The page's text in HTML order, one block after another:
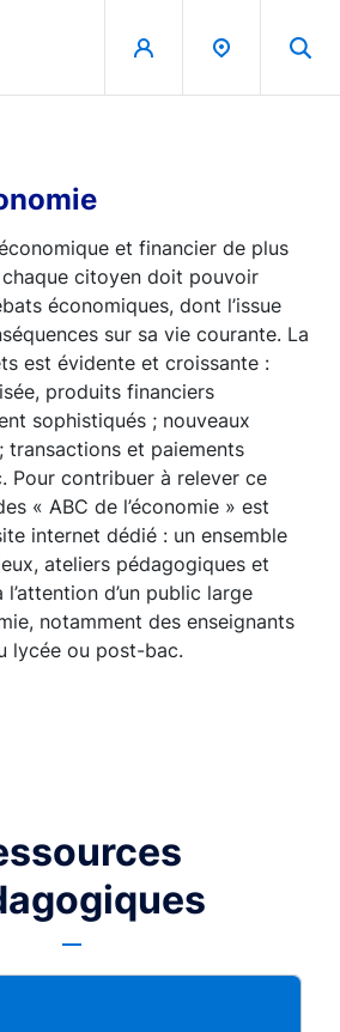
Principal
et financier de plus
citoyen doit pouvoir
économiques, dont l’issue
sur sa vie courante. La
est évidente et croissante :
produits financiers
sophistiqués ; nouveaux
transactions et paiements
Pour contribuer à relever ce
« ABC de l’économie » est
internet dédié : un ensemble
ateliers pédagogiques et
d’un public large
notamment des enseignants
lycée ou post-bac.